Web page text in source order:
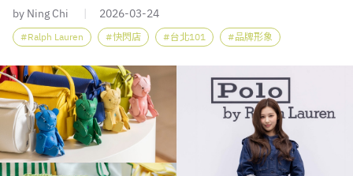
by Ning Chi 2026-03-24
Ralph Lauren 快閃店 台北101 品牌形象